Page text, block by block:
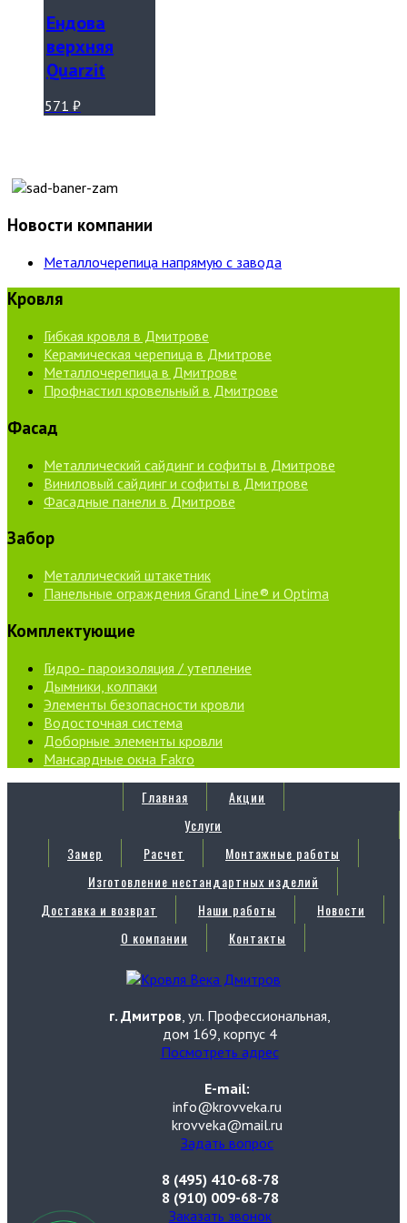
Ендова
верхняя
Quarzit
571 ₽
Новости компании
Металлочерепица напрямую с завода
Кровля
Гибкая кровля в Дмитрове
Керамическая черепица в Дмитрове
Металлочерепица в Дмитрове
Профнастил кровельный в Дмитрове
Фасад
Металлический сайдинг и софиты в Дмитрове
Виниловый сайдинг и софиты в Дмитрове
Фасадные панели в Дмитрове
Забор
Металлический штакетник
Панельные ограждения Grand Line® и Optima
Комплектующие
Гидро- пароизоляция / утепление
Дымники, колпаки
Элементы безопасности кровли
Водосточная система
Доборные элементы кровли
Мансардные окна Fakro
Главная
Акции
Услуги
Замер
Расчет
Монтажные работы
Изготовление нестандартных изделий
Доставка и возврат
Наши работы
Новости
О компании
Контакты
г. Дмитров , ул. Профессиональная,
дом 169, корпус 4
Посмотреть адрес
E-mail:
info@krovveka.ru
krovveka@mail.ru
Задать вопрос
8 (495) 410-68-78
8 (910) 009-68-78
Заказать звонок